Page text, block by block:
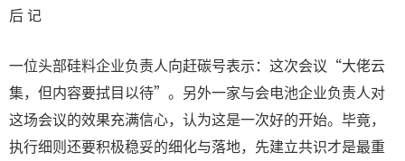
后 记
一位头部硅料企业负责人向赶碳号表示：这次会议“大佬云
集，但内容要拭目以待”。另外一家与会电池企业负责人对
这场会议的效果充满信心，认为这是一次好的开始。毕竟，
执行细则还要积极稳妥的细化与落地，先建立共识才是最重